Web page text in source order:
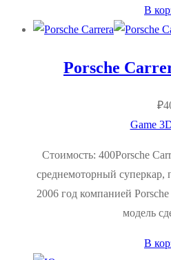
В
Porsche
₽
Game
Стоимость: 400Porsche
среднемоторный суперкар,
2006 год компанией
модель
В